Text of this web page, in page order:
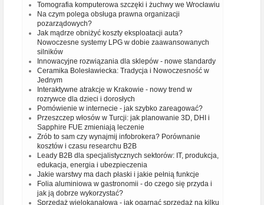
Tomografia komputerowa szczęki i żuchwy we Wrocławiu
Na czym polega obsługa prawna organizacji
pozarządowych?
Jak mądrze obniżyć koszty eksploatacji auta?
Nowoczesne systemy LPG w dobie zaawansowanych
silników
Innowacyjne rozwiązania dla sklepów - nowe standardy
Ceramika Bolesławiecka: Tradycja i Nowoczesność w
Jednym
Interaktywne atrakcje w Krakowie - nowy trend w
rozrywce dla dzieci i dorosłych
Pomówienie w internecie - jak szybko zareagować?
Przeszczep włosów w Turcji: jak planowanie 3D, DHI i
Sapphire FUE zmieniają leczenie
Zrób to sam czy wynajmij infobrokera? Porównanie
kosztów i czasu researchu B2B
Leady B2B dla specjalistycznych sektorów: IT, produkcja,
edukacja, energia i ubezpieczenia
Jakie warstwy ma dach płaski i jakie pełnią funkcje
Folia aluminiowa w gastronomii - do czego się przyda i
jak ją dobrze wykorzystać?
Sprzedaż wielokanałowa - jak ogarnąć sprzedaż na kilku